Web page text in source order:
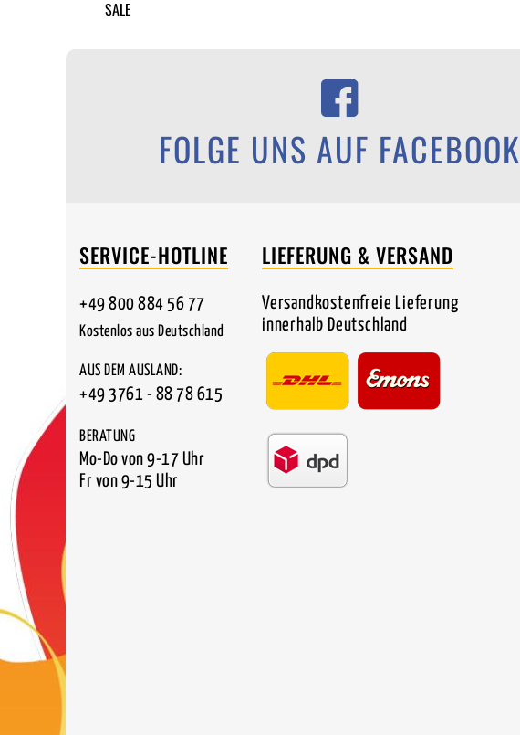
SALE
FOLGE UNS AUF FACEBOOK
SERVICE-HOTLINE
+49 800 884 56 77
Kostenlos aus Deutschland
AUS DEM AUSLAND:
+49 3761 - 88 78 615
BERATUNG
Mo-Do von 9-17 Uhr
Fr von 9-15 Uhr
LIEFERUNG & VERSAND
Versandkostenfreie Lieferung
innerhalb Deutschland